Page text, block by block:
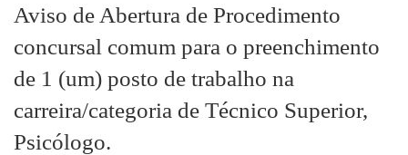
Aviso de Abertura de Procedimento
concursal comum para o preenchimento
de 1 (um) posto de trabalho na
carreira/categoria de Técnico Superior,
Psicólogo.